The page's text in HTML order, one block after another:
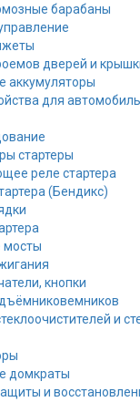
барабаны
дверей и
аккумуляторы
для
стартеры
реле стартера
(Бендикс)
кнопки
и
домкраты
и